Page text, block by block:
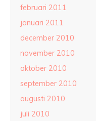
februari 2011
januari 2011
december 2010
november 2010
oktober 2010
september 2010
augusti 2010
juli 2010